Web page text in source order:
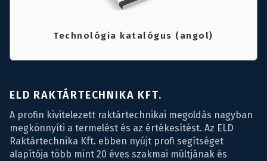
Technológia katalógus (angol)
ELD RAKTÁRTECHNIKA KFT.
A profin kivitelezett raktártechnikai megoldás nagyban
megkönnyíti a termelést és az értékesítést. Az ELD
Raktártechnika Kft. ebben nyújt profi segítséget
alapítója több mint 20 éves szakmai múltjának és